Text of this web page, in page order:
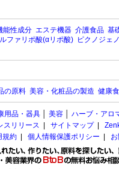
能性成分 エステ機器 介護食品 基
ファリポ酸(αリポ酸) ピクノジェ
の原料 美容・化粧品の製造 健康
用品・器具 美容 ハーブ・アロ
スリリース サイトマップ|
規約 個人情報保護ポリシー